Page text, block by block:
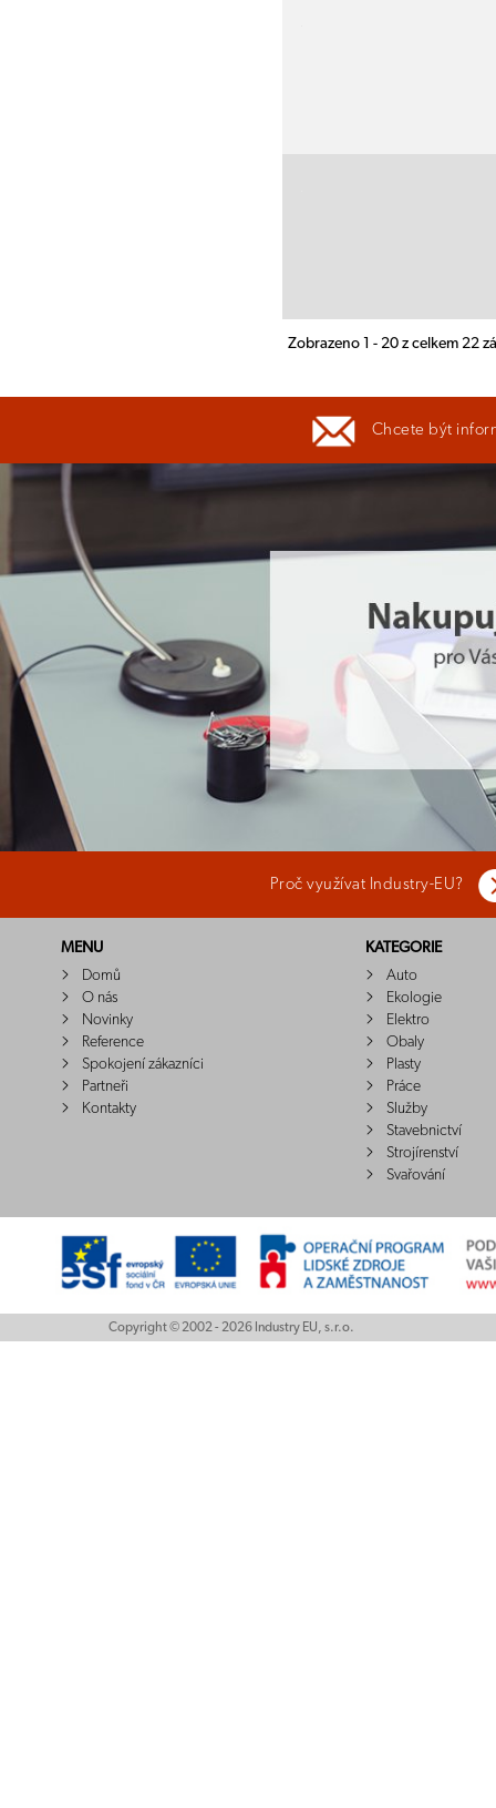
Zobrazeno 1 - 20 z celkem 22
Chcete být
Proč využívat Industry-EU?
MENU
Domů
O nás
Novinky
Reference
Spokojení zákazníci
Partneři
Kontakty
KATEGORIE
Auto
Ekologie
Elektro
Obaly
Plasty
Práce
Služby
Stavebnictví
Strojírenství
Svařování
Copyright © 2002 - 2026 Industry EU, s.r.o.